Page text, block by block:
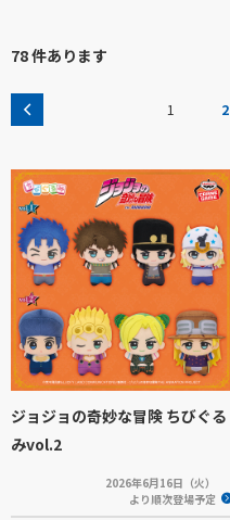
78 件あります
1 2
ジョジョの奇妙な冒険 ちびぐる
みvol.2
2026年6月16日（火）
より順次登場予定